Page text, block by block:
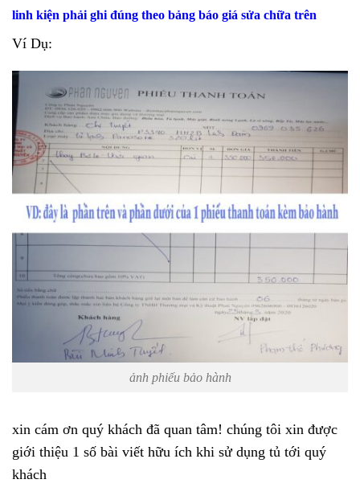
linh kiện phải ghi đúng theo bảng báo giá sửa chữa trên
Ví Dụ:
ảnh phiếu bảo hành
xin cám ơn quý khách đã quan tâm! chúng tôi xin được
giới thiệu 1 số bài viết hữu ích khi sử dụng tủ tới quý
khách